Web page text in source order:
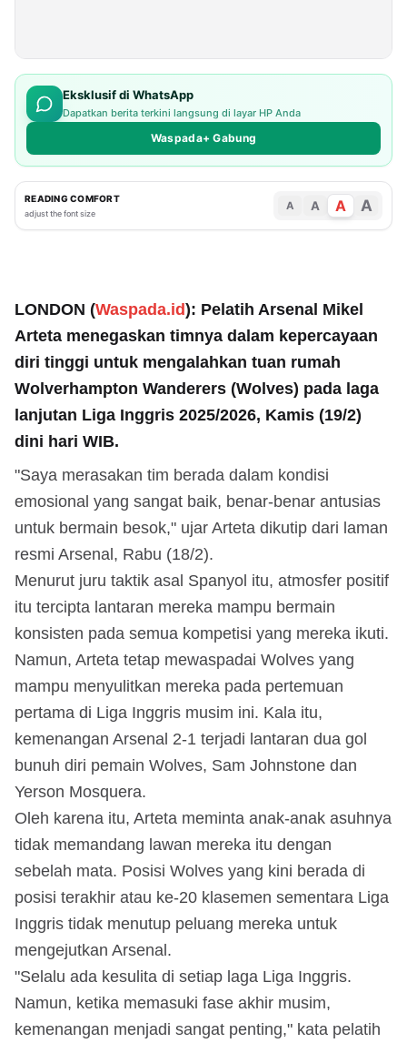
Eksklusif di WhatsApp
Dapatkan berita terkini langsung di layar HP Anda
Waspada+ Gabung
READING COMFORT
adjust the font size
A A A A
LONDON (Waspada.id): Pelatih Arsenal Mikel
Arteta menegaskan timnya dalam kepercayaan
diri tinggi untuk mengalahkan tuan rumah
Wolverhampton Wanderers (Wolves) pada laga
lanjutan Liga Inggris 2025/2026, Kamis (19/2)
dini hari WIB.
"Saya merasakan tim berada dalam kondisi
emosional yang sangat baik, benar-benar antusias
untuk bermain besok," ujar Arteta dikutip dari laman
resmi Arsenal, Rabu (18/2).
Menurut juru taktik asal Spanyol itu, atmosfer positif
itu tercipta lantaran mereka mampu bermain
konsisten pada semua kompetisi yang mereka ikuti.
Namun, Arteta tetap mewaspadai Wolves yang
mampu menyulitkan mereka pada pertemuan
pertama di Liga Inggris musim ini. Kala itu,
kemenangan Arsenal 2-1 terjadi lantaran dua gol
bunuh diri pemain Wolves, Sam Johnstone dan
Yerson Mosquera.
Oleh karena itu, Arteta meminta anak-anak asuhnya
tidak memandang lawan mereka itu dengan
sebelah mata. Posisi Wolves yang kini berada di
posisi terakhir atau ke-20 klasemen sementara Liga
Inggris tidak menutup peluang mereka untuk
mengejutkan Arsenal.
"Selalu ada kesulita di setiap laga Liga Inggris.
Namun, ketika memasuki fase akhir musim,
kemenangan menjadi sangat penting," kata pelatih